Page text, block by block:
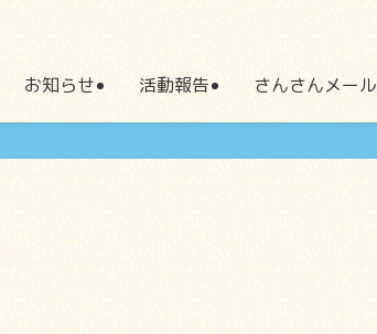
お知らせ 活動報告 さんさんメール